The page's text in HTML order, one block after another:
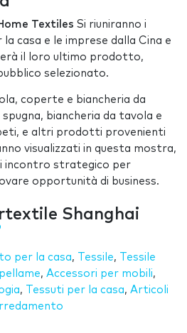
Textiles Si riuniranno i
casa e le imprese dalla Cina e
il loro ultimo prodotto,
selezionato.
coperte e biancheria da
biancheria da tavola e
e altri prodotti provenienti
visualizzati in questa mostra,
incontro strategico per
opportunità di business.
Shanghai
per la casa, Tessile,
Tessile
, Accessori per mobili,
, Tessuti per la casa, Articoli